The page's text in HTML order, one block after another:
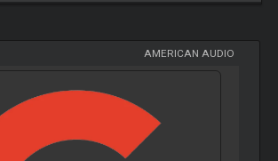
AMERICAN AUDIO